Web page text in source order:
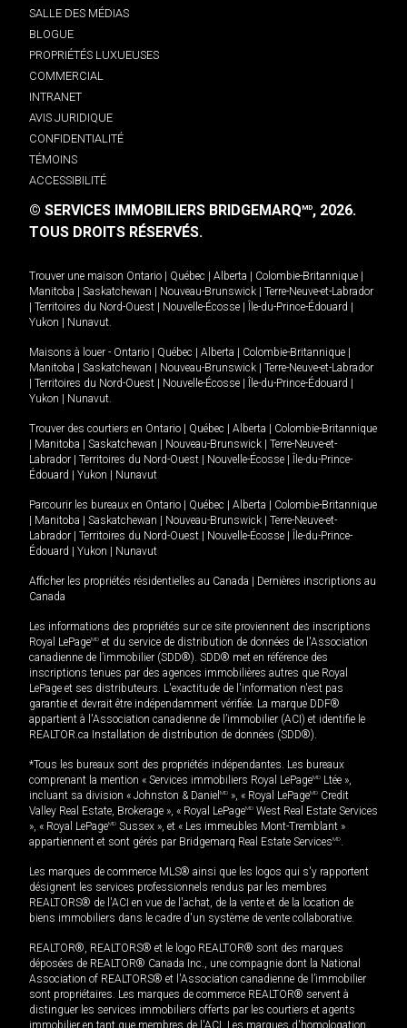
SALLE DES MÉDIAS
BLOGUE
PROPRIÉTÉS LUXUEUSES
COMMERCIAL
INTRANET
AVIS JURIDIQUE
CONFIDENTIALITÉ
TÉMOINS
ACCESSIBILITÉ
© SERVICES IMMOBILIERS BRIDGEMARQMD, 2026.
TOUS DROITS RÉSERVÉS.
Trouver une maison Ontario Québec Alberta Colombie-Britannique
Manitoba
Saskatchewan Nouveau-Brunswick
Terre-Neuve-et-Labrador
Territoires du Nord-Ouest Nouvelle-Écosse Île-du-Prince-Édouard
Yukon
Nunavut.
Maisons à louer - Ontario Québec Alberta Colombie-Britannique
Manitoba
Saskatchewan Nouveau-Brunswick
Terre-Neuve-et-Labrador
Territoires du Nord-Ouest Nouvelle-Écosse Île-du-Prince-Édouard
Yukon
Nunavut.
Trouver des courtiers en Ontario Québec Alberta
Colombie-Britannique
Manitoba Saskatchewan Nouveau-Brunswick
Terre-Neuve-et-
Labrador
Territoires du Nord-Ouest Nouvelle-Écosse
Île-du-Prince-
Édouard
Yukon Nunavut
Parcourir les bureaux en Ontario Québec Alberta
Colombie-Britannique
Manitoba Saskatchewan Nouveau-Brunswick
Terre-Neuve-et-
Labrador
Territoires du Nord-Ouest Nouvelle-Écosse
Île-du-Prince-
Édouard
Yukon Nunavut
Afficher les propriétés résidentielles au Canada
Dernières inscriptions au
Canada
Les informations des propriétés sur ce site proviennent des inscriptions
Royal LePageMD et du service de distribution de données de l'Association
canadienne de l’immobilier (SDD®). SDD® met en référence des
inscriptions tenues par des agences immobilières autres que Royal
LePage et ses distributeurs. L'exactitude de l'information n'est pas
garantie et devrait être indépendamment vérifiée. La marque DDF®
appartient à l'Association canadienne de l’immobilier (ACI) et identifie le
REALTOR.ca Installation de distribution de données (SDD®).
*Tous les bureaux sont des propriétés indépendantes. Les bureaux
comprenant la mention « Services immobiliers Royal LePageMD Ltée »,
incluant sa division « Johnston & Daniel MD », « Royal LePageMD Credit
Valley Real Estate, Brokerage », « Royal LePageMD West Real Estate Services
», « Royal LePageMD Sussex », et « Les immeubles Mont-Tremblant »
appartiennent et sont gérés par Bridgemarq Real Estate ServicesMD.
Les marques de commerce MLS® ainsi que les logos qui s'y rapportent
désignent les services professionnels rendus par les membres
REALTORS® de l'ACI en vue de l'achat, de la vente et de la location de
biens immobiliers dans le cadre d'un système de vente collaborative.
REALTOR®, REALTORS® et le logo REALTOR® sont des marques
déposées de REALTOR® Canada Inc., une compagnie dont la National
Association of REALTORS® et l'Association canadienne de l’immobilier
sont propriétaires. Les marques de commerce REALTOR® servent à
distinguer les services immobiliers offerts par les courtiers et agents